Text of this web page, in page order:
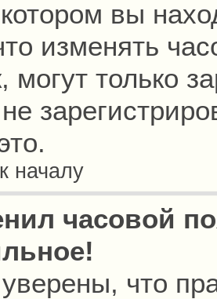
котором вы
изменять
могут только
началу
часовой
что